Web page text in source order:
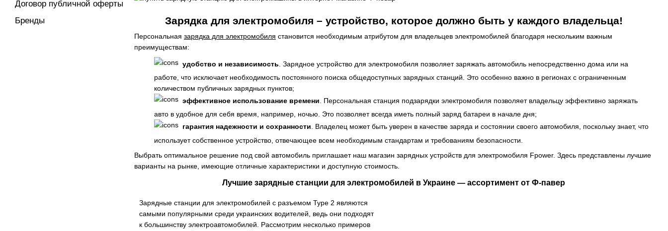
Зарядка для электромобиля – устройство, которое должно быть у каждого владельца!
Персональная зарядка для электромобиля становится необходимым атрибутом для владельцев электромобилей благодаря нескольким важным
преимуществам:
удобство и независимость . Зарядное устройство для электромобиля позволяет заряжать автомобиль непосредственно дома или на
работе, что исключает необходимость постоянного поиска общедоступных зарядных станций. Это особенно важно в регионах с ограниченным
количеством публичных зарядных пунктов;
эффективное использование времени . Персональная станция подзарядки электромобиля позволяет владельцу эффективно заряжать
авто в удобное для себя время, например, ночью. Это позволяет всегда иметь полный заряд батареи в начале дня;
гарантия надежности и сохранности . Владелец может быть уверен в качестве заряда и состоянии своего автомобиля, поскольку знает, что
использует собственное устройство, отвечающее всем необходимым стандартам и требованиям безопасности.
Выбрать оптимальное решение под свой автомобиль приглашает наш магазин зарядных устройств для электромобиля Fpower. Здесь представлены лучшие
варианты на рынке, имеющие отличные характеристики и доступную стоимость.
Лучшие зарядные станции для электромобилей в Украине — ассортимент от Ф-павер
Зарядные станции для электромобилей с разъемом Type 2 являются
самыми популярными среди украинских водителей, ведь они подходят
к большинству электроавтомобилей. Рассмотрим несколько примеров
Договор публичной оферты
Бренды